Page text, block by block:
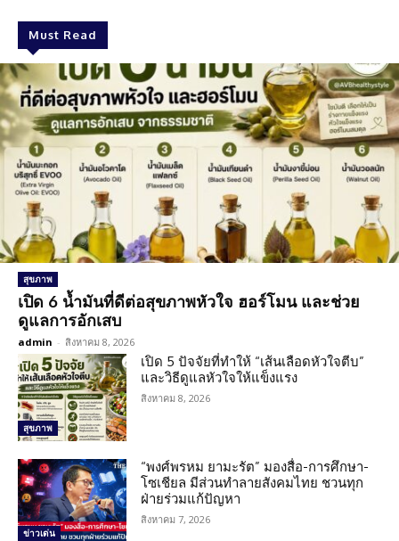
Must Read
สุขภาพ
เปิด 6 น้ำมันที่ดีต่อสุขภาพหัวใจ ฮอร์โมน และช่วย
ดูแลการอักเสบ
admin - สิงหาคม 8, 2026
สุขภาพ
เปิด 5 ปัจจัยที่ทำให้ “เส้นเลือดหัวใจตีบ”
และวิธีดูแลหัวใจให้แข็งแรง
สิงหาคม 8, 2026
ข่าวเด่น
“พงศ์พรหม ยามะรัต” มองสื่อ-การศึกษา-
โซเชียล มีส่วนทำลายสังคมไทย ชวนทุก
ฝ่ายร่วมแก้ปัญหา
สิงหาคม 7, 2026